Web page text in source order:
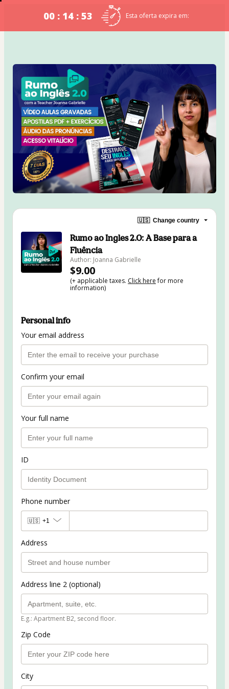
00 : 14 : 52 Esta oferta expira em:
🇺🇸 Change country
Rumo ao Ingles 2.0: A Base para a
Fluência
Author: Joanna Gabrielle
$9.00
(+ applicable taxes. Click herefor more
information)
Personal info
Your email address
Confirm your email
Your full name
ID
Phone number
🇺🇸 +1
Address
Address line 2 (optional)
E.g.: Apartment B2, second floor.
Zip Code
City